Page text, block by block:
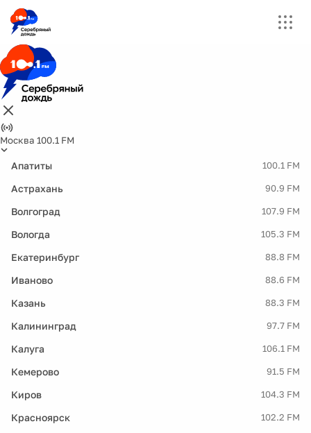
Москва 100.1 FM
Апатиты 100.1 FM
Астрахань 90.9 FM
Волгоград 107.9 FM
Вологда 105.3 FM
Екатеринбург 88.8 FM
Иваново 88.6 FM
Казань 88.3 FM
Калининград 97.7 FM
Калуга 106.1 FM
Кемерово 91.5 FM
Киров 104.3 FM
Красноярск 102.2 FM